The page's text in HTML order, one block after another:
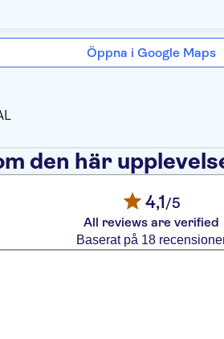
Öppna i Google Maps
den här
4,1/5
All reviews are verified
Baserat på 18